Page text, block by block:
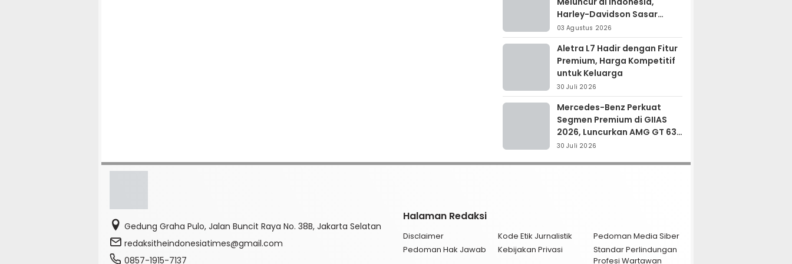
Harley-Davidson Sasar
Kolektor Motor Premium
03 Agustus 2026
Aletra L7 Hadir dengan Fitur
Premium, Harga Kompetitif
untuk Keluarga
30 Juli 2026
Mercedes-Benz Perkuat
Segmen Premium di GIIAS
2026, Luncurkan AMG GT 63
PRO dan GLC 200
30 Juli 2026
Gedung Graha Pulo, Jalan Buncit Raya No. 38B, Jakarta Selatan
redaksitheindonesiatimes@gmail.com
0857-1915-7137
Halaman Redaksi
Disclaimer Kode Etik Jurnalistik
Pedoman Media Siber
Pedoman Hak Jawab
Kebijakan Privasi
Standar Perlindungan
Profesi Wartawan